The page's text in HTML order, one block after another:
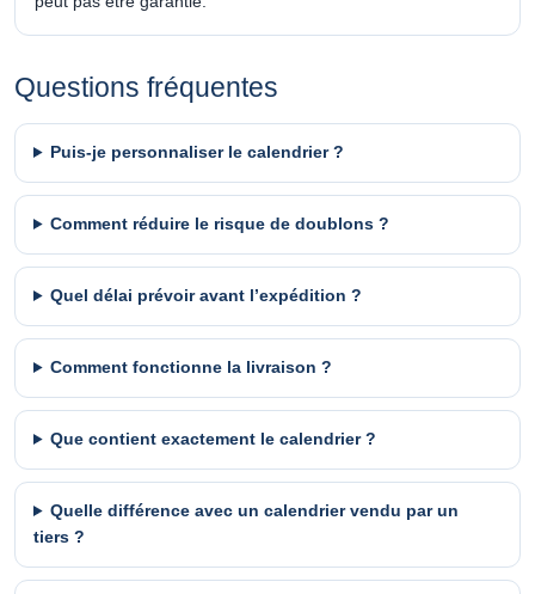
Questions fréquentes
Puis-je personnaliser le calendrier ?
Comment réduire le risque de doublons ?
Quel délai prévoir avant l’expédition ?
Comment fonctionne la livraison ?
Que contient exactement le calendrier ?
Quelle différence avec un calendrier vendu par un
tiers ?